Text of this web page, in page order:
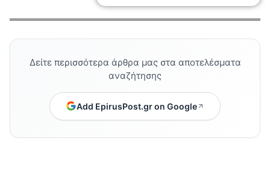
Δείτε περισσότερα άρθρα μας στα αποτελέσματα
αναζήτησης
Add EpirusPost.gr on Google